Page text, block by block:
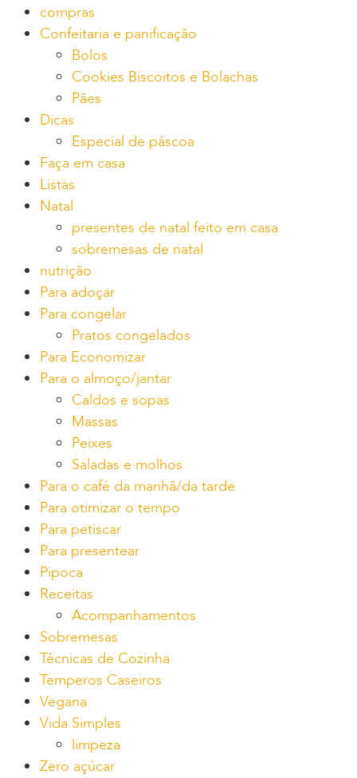
compras
Confeitaria e panificação
Bolos
Cookies Biscoitos e Bolachas
Pães
Dicas
Especial de páscoa
Faça em casa
Listas
Natal
presentes de natal feito em casa
sobremesas de natal
nutrição
Para adoçar
Para congelar
Pratos congelados
Para Economizar
Para o almoço/jantar
Caldos e sopas
Massas
Peixes
Saladas e molhos
Para o café da manhã/da tarde
Para otimizar o tempo
Para petiscar
Para presentear
Pipoca
Receitas
Acompanhamentos
Sobremesas
Técnicas de Cozinha
Temperos Caseiros
Vegana
Vida Simples
limpeza
Zero açúcar